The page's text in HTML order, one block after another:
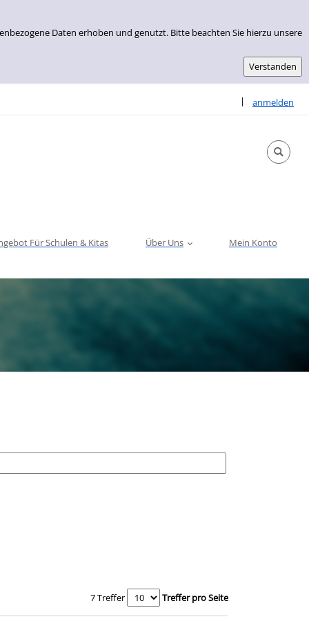
Daten erhoben und genutzt. Bitte beachten Sie hierzu unsere
| anmelden
Sprache
Für Schulen & Kitas Über Uns Mein Konto
7 Treffer Treffer pro Seite